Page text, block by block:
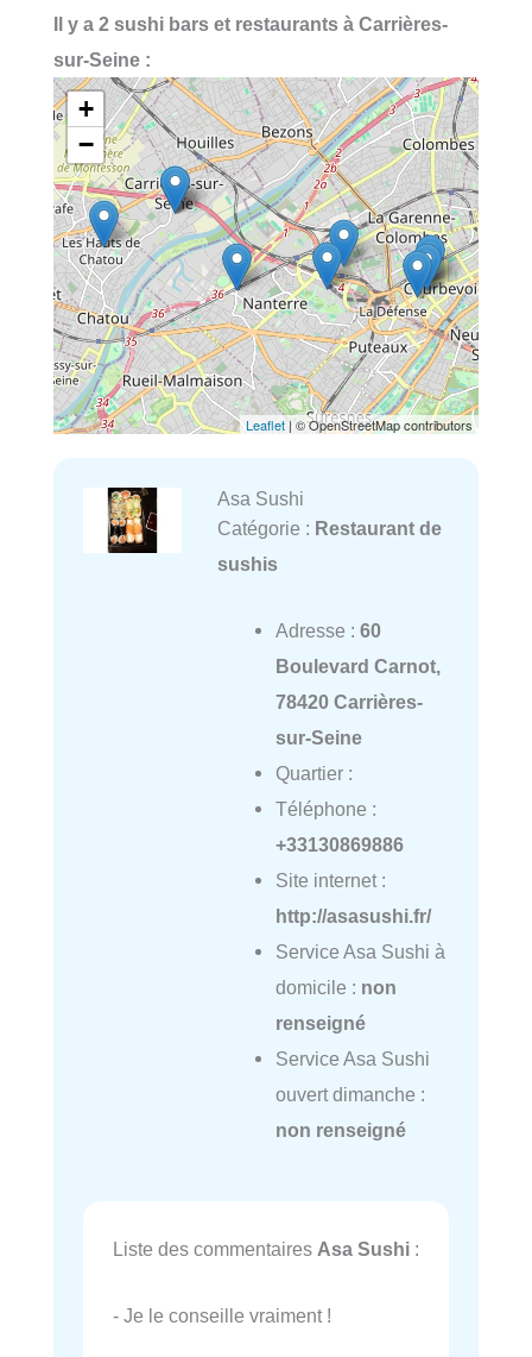
Il y a 2 sushi bars et restaurants à Carrières-
sur-Seine :
+
−
Leaflet | © OpenStreetMap contributors
Asa Sushi
Catégorie : Restaurant de
sushis
Adresse : 60
Boulevard Carnot,
78420 Carrières-
sur-Seine
Quartier :
Téléphone :
+33130869886
Site internet :
http://asasushi.fr/
Service Asa Sushi à
domicile : non
renseigné
Service Asa Sushi
ouvert dimanche :
non renseigné
Liste des commentaires Asa Sushi :
- Je le conseille vraiment !